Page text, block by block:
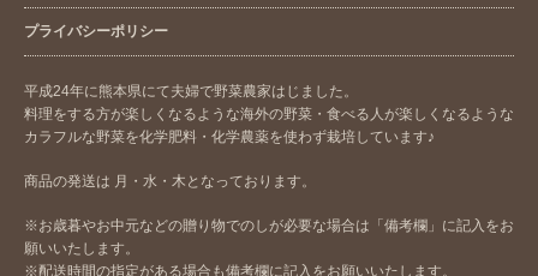
プライバシーポリシー
平成24年に熊本県にて夫婦で野菜農家はじました。
料理をする方が楽しくなるような海外の野菜・食べる人が楽しくなるような
カラフルな野菜を化学肥料・化学農薬を使わず栽培しています♪
商品の発送は 月・水・木となっております。
※お歳暮やお中元などの贈り物でのしが必要な場合は「備考欄」に記入をお
願いいたします。
※配送時間の指定がある場合も備考欄に記入をお願いいたします。